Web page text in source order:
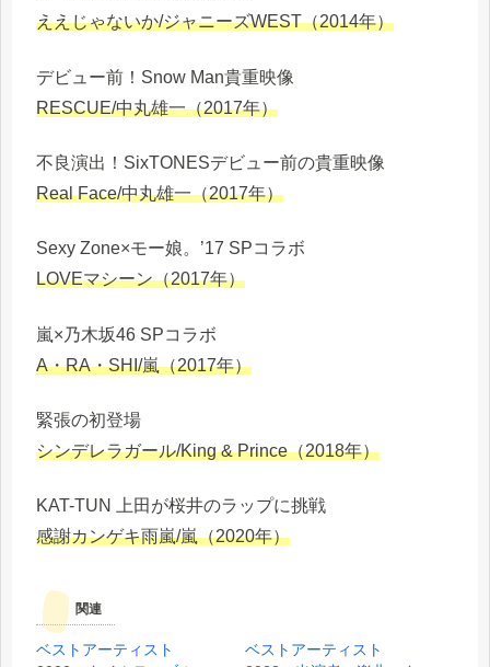
ええじゃないか/ジャニーズWEST（2014年）
デビュー前！Snow Man貴重映像
RESCUE/中丸雄一（2017年）
不良演出！SixTONESデビュー前の貴重映像
Real Face/中丸雄一（2017年）
Sexy Zone×モー娘。’17 SPコラボ
LOVEマシーン（2017年）
嵐×乃木坂46 SPコラボ
A・RA・SHI/嵐（2017年）
緊張の初登場
シンデレラガール/King & Prince（2018年）
KAT-TUN 上田が桜井のラップに挑戦
感謝カンゲキ雨嵐/嵐（2020年）
関連
ベストアーティスト
ベストアーティスト